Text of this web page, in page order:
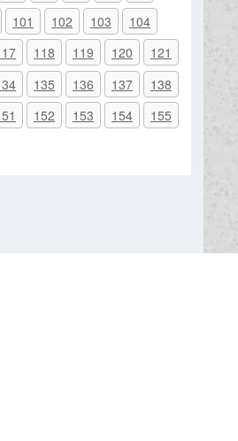
101 102 103
104
118 119 120
121
135 136 137
138
152 153 154
155